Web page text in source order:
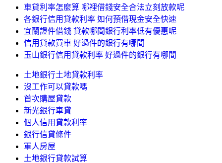
車貸利率怎麼算 哪裡借錢安全合法立刻放款呢
各銀行信用貸款利率 如何預借現金安全快速
宜蘭證件借錢 貸款哪間銀行利率低有優惠呢
信用貸款買車 好過件的銀行有哪間
玉山銀行信用貸款利率 好過件的銀行有哪間
土地銀行土地貸款利率
沒工作可以貸款嗎
首次購屋貸款
新光銀行車貸
個人信用貸款利率
銀行信貸條件
軍人房屋
土地銀行貸款試算